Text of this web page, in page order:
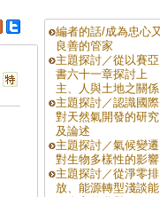
編者的話/成為忠心又
良善的管家
主題探討／從以賽亞
書六十一章探討上
主、人與土地之關係
主題探討／認識國際
對天然氣開發的研究
及論述
主題探討／氣候變遷
對生物多樣性的影響
主題探討／從淨零排
放、能源轉型淺談能